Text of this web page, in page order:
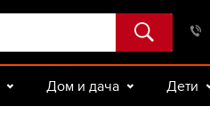
Дом и дача Дети